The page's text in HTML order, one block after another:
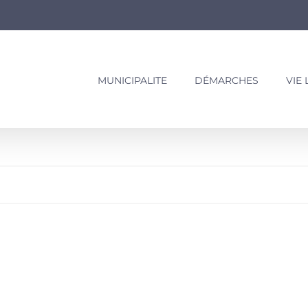
MUNICIPALITE DÉMARCHES VIE